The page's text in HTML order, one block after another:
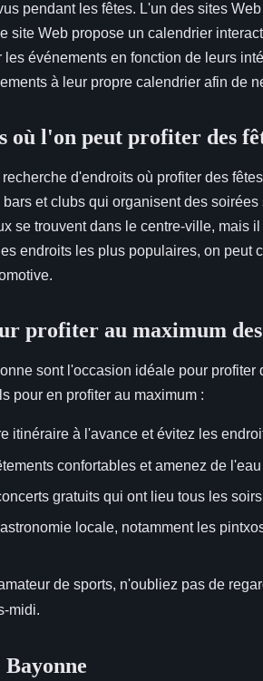
pendant les fêtes. L'un des sites
site Web propose un calendrier
les événements en fonction de leurs
à leur propre calendrier afin de
où l'on peut profiter des
d'endroits où profiter des
et clubs qui organisent des
se trouvent dans le centre-ville, mais
endroits les plus populaires, on peut
profiter au maximum
sont l'occasion idéale pour
pour en profiter au maximum :
itinéraire à l'avance et évitez les
confortables et amenez de
gratuits qui ont lieu tous les
locale, notamment les
de sports, n'oubliez pas de
midi.
Bayonne